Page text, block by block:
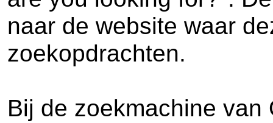
naar de website waar
zoekopdrachten.
Bij de zoekmachine